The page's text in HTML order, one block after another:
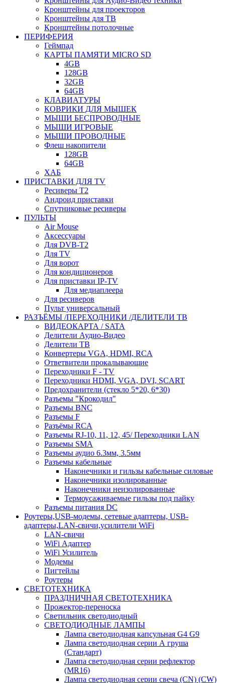
Кронштейны для проекторов
Кронштейны для ТВ
Кронштейны потолочные
ПЕРИФЕРИЯ
Геймпад
КАРТЫ ПАМЯТИ MICRO SD
4GB
128GB
32GB
64GB
КЛАВИАТУРЫ
КОВРИКИ ДЛЯ МЫШЕК
МЫШИ БЕСПРОВОДНЫЕ
МЫШИ ИГРОВЫЕ
МЫШИ ПРОВОДНЫЕ
Флеш накопители
128GB
64GB
ХАБ
ПРИСТАВКИ ДЛЯ TV
Ресиверы Т2
Андроид приставки
Спутниковые ресиверы
ПУЛЬТЫ
Air Mouse
Аксессуары
Для DVB-T2
Для TV
Для ворот
Для кондиционеров
Для приставки IP-TV
Для медиаплеера
Для ресиверов
Пульт универсальный
РАЗЪЁМЫ /ПЕРЕХОДНИКИ /ДЕЛИТЕЛИ ТВ
ВИДЕОКАРТА / SATA
Делители Аудио-Видео
Делители ТВ
Конвертеры VGA, HDMI, RCA
Ответвители прокалывающие
Переходники F - TV
Переходники HDMI, VGA, DVI, SCART
Предохранители (стекло 5*20, 6*30)
Разъемы "Крокодил"
Разъемы BNC
Разъемы F
Разъёмы RCA
Разъемы RJ-10, 11, 12, 45/ Переходники LAN
Разъемы SMA
Разъемы аудио 6.3мм, 3.5мм
Разъемы кабельные
Наконечники и гильзы кабельные силовые
Наконечники изолированные
Наконечники неизолированные
Термоусаживаемые гильзы под пайку
Разъемы питания DC
Роутеры,USB-модемы, сетевые адаптеры, USB-
адаптеры,LAN-свичи,усилители WiFi
LAN-свичи
WiFi Адаптер
WiFi Усилитель
Модемы
Пигтейлы
Роутеры
СВЕТОТЕХНИКА
ПРАЗДНИЧНАЯ СВЕТОТЕХНИКА
Прожектор-переноска
Светильник светодиодный
СВЕТОДИОДНЫЕ ЛАМПЫ
Лампа светодиодная капсульная G4 G9
Лампа светодиодная серии А груша
(Стандарт)
Лампа светодиодная серии рефлектор
(MR16)
Лампа светодиодная серии свеча (CN) (CW)